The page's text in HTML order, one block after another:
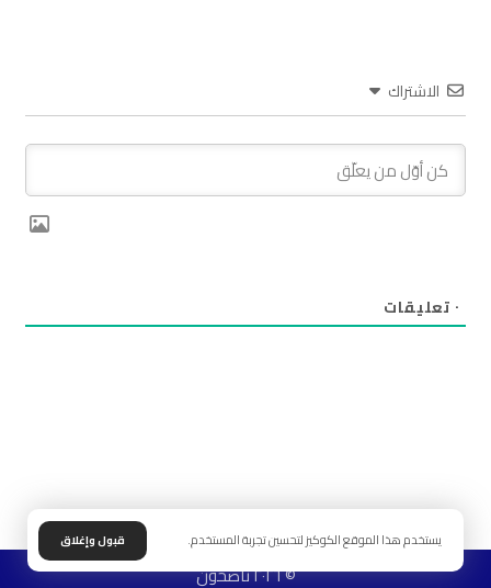
الاشتراك
٠ تعليقات
© ٢٠٢٦ ناصحون
يستخدم هذا الموقع الكوكيز لتحسين تجربة المستخدم. قبول وإغلاق